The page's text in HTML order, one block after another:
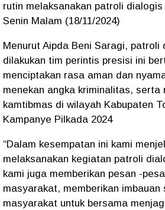
rutin melaksanakan patroli
Senin Malam (18/11/2024)
Menurut Aipda Beni Saragi, patroli
dilakukan tim perintis presisi ini
menciptakan rasa aman dan
menekan angka kriminalitas, serta
kamtibmas di wilayah Kabupaten
Kampanye Pilkada 2024
“Dalam kesempatan ini kami
melaksanakan kegiatan patroli
kami juga memberikan pesan -
masyarakat, memberikan
masyarakat untuk bersama